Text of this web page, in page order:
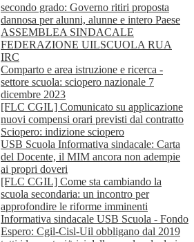
secondo grado: Governo ritiri proposta
dannosa per alunni, alunne e intero Paese
ASSEMBLEA SINDACALE
FEDERAZIONE UILSCUOLA RUA
IRC
Comparto e area istruzione e ricerca -
settore scuola: sciopero nazionale 7
dicembre 2023
[FLC CGIL] Comunicato su applicazione
nuovi compensi orari previsti dal contratto
Sciopero: indizione sciopero
USB Scuola Informativa sindacale: Carta
del Docente, il MIM ancora non adempie
ai propri doveri
[FLC CGIL] Come sta cambiando la
scuola secondaria: un incontro per
approfondire le riforme imminenti
Informativa sindacale USB Scuola - Fondo
Espero: Cgil-Cisl-Uil obbligano dal 2019